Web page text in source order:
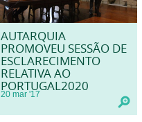
AUTARQUIA
PROMOVEU SESSÃO DE
ESCLARECIMENTO
RELATIVA AO
PORTUGAL2020
20 mar '17